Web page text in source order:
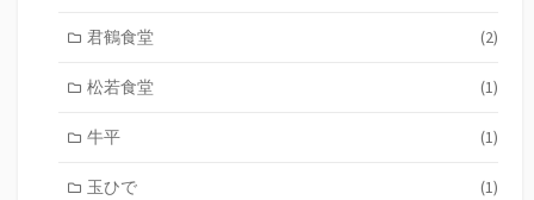
君鶴食堂 (2)
松若食堂 (1)
牛平 (1)
玉ひで (1)